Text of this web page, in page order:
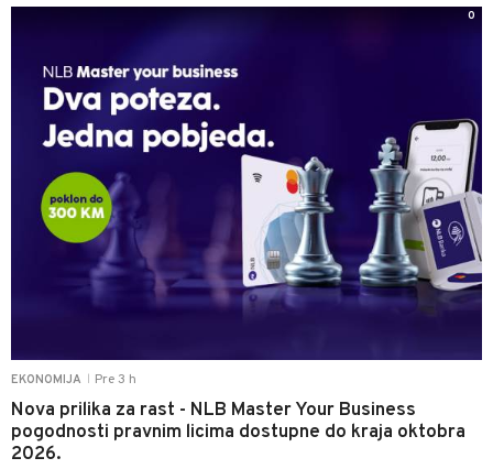
EKONOMIJA Pre 3 h
Nova prilika za rast - NLB Master Your Business
pogodnosti pravnim licima dostupne do kraja oktobra
2026.
0